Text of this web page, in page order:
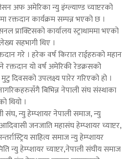
अफ अमेरिका न्यु इंग्ल्याण्ड च्याप्टरको
रक्तदान कार्यक्रम सम्पन्न भएको छ ।
प्राक्टिसको कार्यालय स्ट्राथाममा भएको
सहभागी थिए ।
गरे । हरेक वर्ष किरात राईहरुको महान
यो वर्ष अमेरिकी रेडक्रसको
मुटु दिवसको उपलक्ष्य पारेर गरिएको हो ।
बिभिन्न नेपाली संघ संस्थाका
थियो ।
संघ, न्यु हेम्प्शायर नेपाली समाज, न्यु
जनजाति महासंघ हेम्प्शायर च्याप्टर,
साहित्य समाज न्यु हेम्प्शायर
न्यु हेम्प्शायर च्याप्टर,नेपाली संघीय समाज